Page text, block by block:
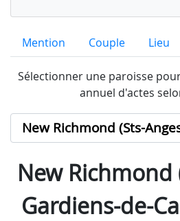
Mention Couple Lieu
Sélectionner une paroisse
annuel d'actes
New Richmond
Gardiens-de-